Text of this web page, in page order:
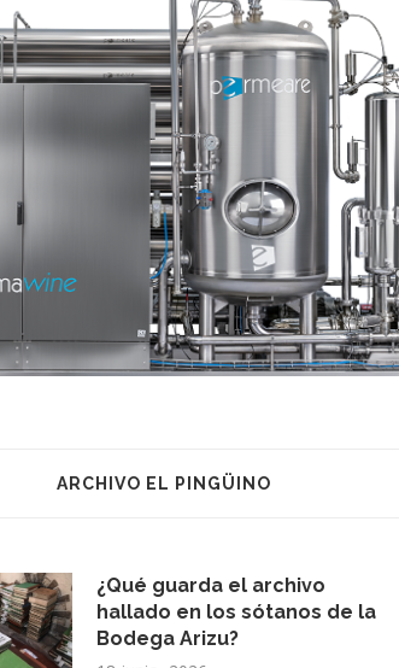
ARCHIVO EL PINGÜINO
¿Qué guarda el archivo
hallado en los sótanos de la
Bodega Arizu?